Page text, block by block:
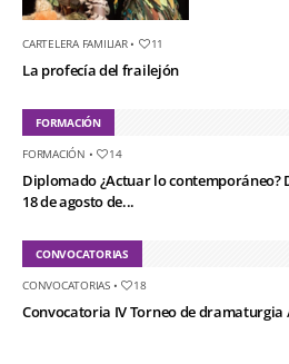
CARTELERA FAMILIAR• 11
La profecía del frailejón
FORMACIÓN
FORMACIÓN • 14
Diplomado ¿Actuar lo contemporáneo?
18 de agosto de...
CONVOCATORIAS
CONVOCATORIAS• 18
Convocatoria IV Torneo de dramaturgia